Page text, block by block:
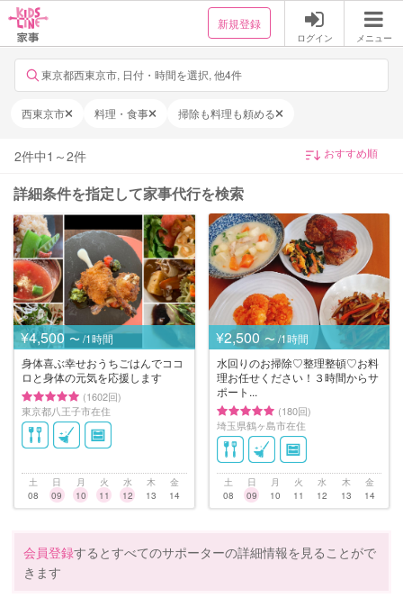
新規登録
ログイン メニュー
東京都西東京市, 日付・時間を選択, 他4件
西東京市 料理・食事 掃除も料理も頼める
2件中1 ～2件
詳細条件を指定して家事代行を検索
¥4,500 〜 /1時間
身体喜ぶ幸せおうちごはんでココ
ロと身体の元気を応援します
(1602回)
東京都八王子市在住
土
08
日
09
月
10
火
11
水
12
木
13
金
14
¥2,500 〜 /1時間
水回りのお掃除♡整理整頓♡お料
理お任せください！３時間からサ
ポート...
(180回)
埼玉県鶴ヶ島市在住
土
08
日
09
月
10
火
11
水
12
木
13
金
14
会員登録するとすべてのサポーターの詳細情報を見ることがで
きます